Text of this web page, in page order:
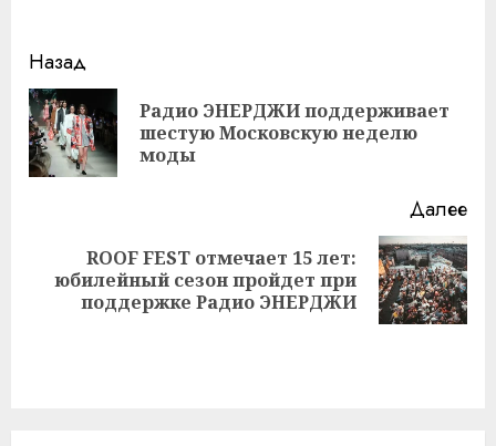
Навигация
записи
Назад
Радио ЭНЕРДЖИ поддерживает
шестую Московскую неделю
моды
Далее
Следующая
запись:
ROOF FEST отмечает 15 лет:
юбилейный сезон пройдет при
поддержке Радио ЭНЕРДЖИ